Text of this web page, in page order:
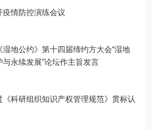
疫情防控演练会议
地公约》第十四届缔约方大会“湿地
永续发展”论坛作主旨发言
《科研组织知识产权管理规范》贯标认